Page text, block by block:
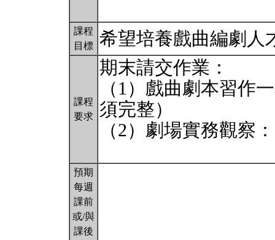
課程
目標 希望培養戲曲編劇人
課程
要求
期末請交作業：
（1）戲曲劇本習作
須完整）
（2）劇場實務觀察
預期
每週
課前
或/與
課後